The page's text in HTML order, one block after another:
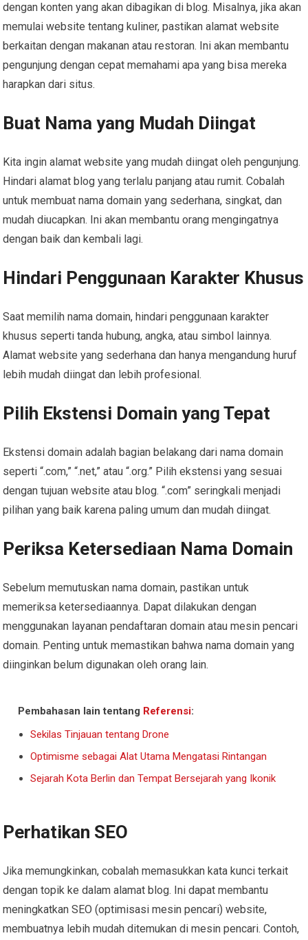
dengan konten yang akan dibagikan di blog. Misalnya, jika akan
memulai website tentang kuliner, pastikan alamat website
berkaitan dengan makanan atau restoran. Ini akan membantu
pengunjung dengan cepat memahami apa yang bisa mereka
harapkan dari situs.
Buat Nama yang Mudah Diingat
Kita ingin alamat website yang mudah diingat oleh pengunjung.
Hindari alamat blog yang terlalu panjang atau rumit. Cobalah
untuk membuat nama domain yang sederhana, singkat, dan
mudah diucapkan. Ini akan membantu orang mengingatnya
dengan baik dan kembali lagi.
Hindari Penggunaan Karakter Khusus
Saat memilih nama domain, hindari penggunaan karakter
khusus seperti tanda hubung, angka, atau simbol lainnya.
Alamat website yang sederhana dan hanya mengandung huruf
lebih mudah diingat dan lebih profesional.
Pilih Ekstensi Domain yang Tepat
Ekstensi domain adalah bagian belakang dari nama domain
seperti “.com,” “.net,” atau “.org.” Pilih ekstensi yang sesuai
dengan tujuan website atau blog. “.com” seringkali menjadi
pilihan yang baik karena paling umum dan mudah diingat.
Periksa Ketersediaan Nama Domain
Sebelum memutuskan nama domain, pastikan untuk
memeriksa ketersediaannya. Dapat dilakukan dengan
menggunakan layanan pendaftaran domain atau mesin pencari
domain. Penting untuk memastikan bahwa nama domain yang
diinginkan belum digunakan oleh orang lain.
Pembahasan lain tentang Referensi:
Sekilas Tinjauan tentang Drone
Optimisme sebagai Alat Utama Mengatasi Rintangan
Sejarah Kota Berlin dan Tempat Bersejarah yang Ikonik
Perhatikan SEO
Jika memungkinkan, cobalah memasukkan kata kunci terkait
dengan topik ke dalam alamat blog. Ini dapat membantu
meningkatkan SEO (optimisasi mesin pencari) website,
membuatnya lebih mudah ditemukan di mesin pencari. Contoh,